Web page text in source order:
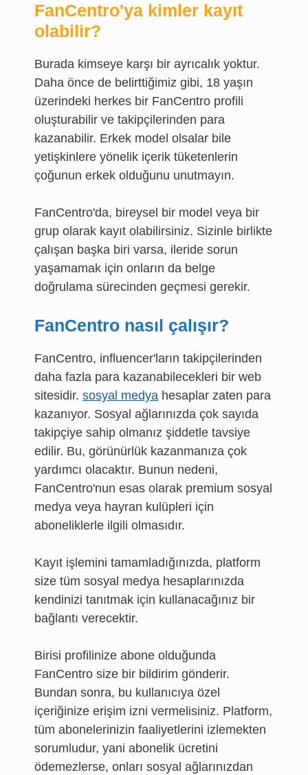
FanCentro'ya kimler kayıt
olabilir?
Burada kimseye karşı bir ayrıcalık yoktur.
Daha önce de belirttiğimiz gibi, 18 yaşın
üzerindeki herkes bir FanCentro profili
oluşturabilir ve takipçilerinden para
kazanabilir. Erkek model olsalar bile
yetişkinlere yönelik içerik tüketenlerin
çoğunun erkek olduğunu unutmayın.
FanCentro'da, bireysel bir model veya bir
grup olarak kayıt olabilirsiniz. Sizinle birlikte
çalışan başka biri varsa, ileride sorun
yaşamamak için onların da belge
doğrulama sürecinden geçmesi gerekir.
FanCentro nasıl çalışır?
FanCentro, influencer'ların takipçilerinden
daha fazla para kazanabilecekleri bir web
sitesidir. sosyal medya hesaplar zaten para
kazanıyor. Sosyal ağlarınızda çok sayıda
takipçiye sahip olmanız şiddetle tavsiye
edilir. Bu, görünürlük kazanmanıza çok
yardımcı olacaktır. Bunun nedeni,
FanCentro'nun esas olarak premium sosyal
medya veya hayran kulüpleri için
aboneliklerle ilgili olmasıdır.
Kayıt işlemini tamamladığınızda, platform
size tüm sosyal medya hesaplarınızda
kendinizi tanıtmak için kullanacağınız bir
bağlantı verecektir.
Birisi profilinize abone olduğunda
FanCentro size bir bildirim gönderir.
Bundan sonra, bu kullanıcıya özel
içeriğinize erişim izni vermelisiniz. Platform,
tüm abonelerinizin faaliyetlerini izlemekten
sorumludur, yani abonelik ücretini
ödemezlerse, onları sosyal ağlarınızdan